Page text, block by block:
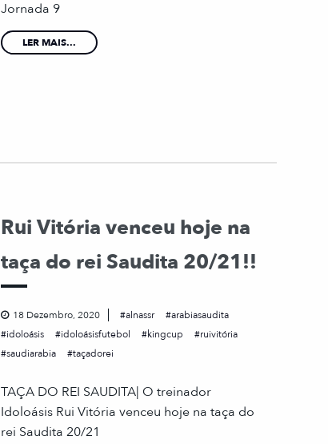
Jornada 9
LER MAIS...
Rui Vitória venceu hoje na
taça do rei Saudita 20/21!!
18 Dezembro, 2020 alnassr
arabiasaudita
idoloásis
idoloásisfutebol kingcup
ruivitória
saudiarabia
taçadorei
TAÇA DO REI SAUDITA| O treinador
Idoloásis Rui Vitória venceu hoje na taça do
rei Saudita 20/21